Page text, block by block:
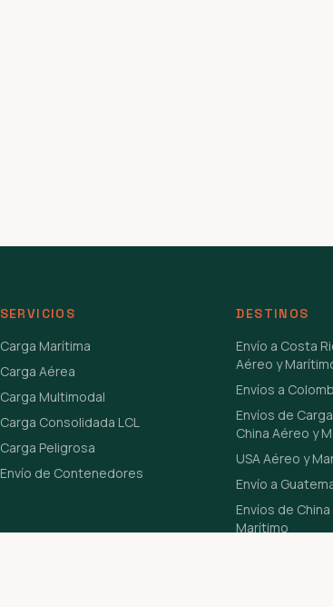
SERVICIOS
Carga Marítima
Carga Aérea
Carga Multimodal
Carga Consolidada LCL
Carga Peligrosa
Envío de Contenedores
DESTINOS
Envío a Costa
Aéreo y
Envíos a
Envíos de
China Aéreo y
USA Aéreo y
Envío a
Envíos de
Marítimo